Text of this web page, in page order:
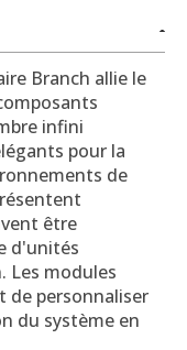
Branch allie le
infini
pour la
de
être
d'unités
Les modules
de personnaliser
du système en